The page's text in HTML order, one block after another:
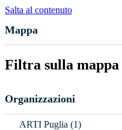
Salta al contenuto
Mappa
Filtra sulla mappa
Organizzazioni
ARTI Puglia (1)